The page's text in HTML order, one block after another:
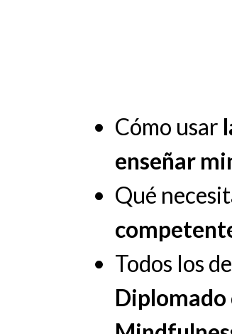
Cómo usar
enseñar
Qué
Todos los
Diplomado